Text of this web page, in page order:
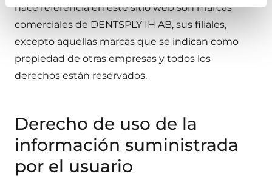
hace referencia en este sitio web son marcas
comerciales de DENTSPLY IH AB, sus filiales,
excepto aquellas marcas que se indican como
propiedad de otras empresas y todos los
derechos están reservados.
Derecho de uso de la
información suministrada
por el usuario